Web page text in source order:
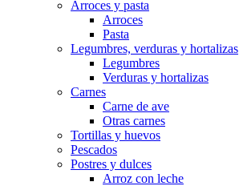
Arroces y pasta
Arroces
Pasta
Legumbres, verduras y hortalizas
Legumbres
Verduras y hortalizas
Carnes
Carne de ave
Otras carnes
Tortillas y huevos
Pescados
Postres y dulces
Arroz con leche